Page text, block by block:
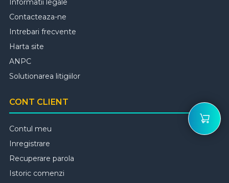
Informatii legale
Contacteaza-ne
Intrebari frecvente
Harta site
ANPC
Solutionarea litigiilor
CONT CLIENT
Contul meu
Inregistrare
Recuperare parola
Istoric comenzi